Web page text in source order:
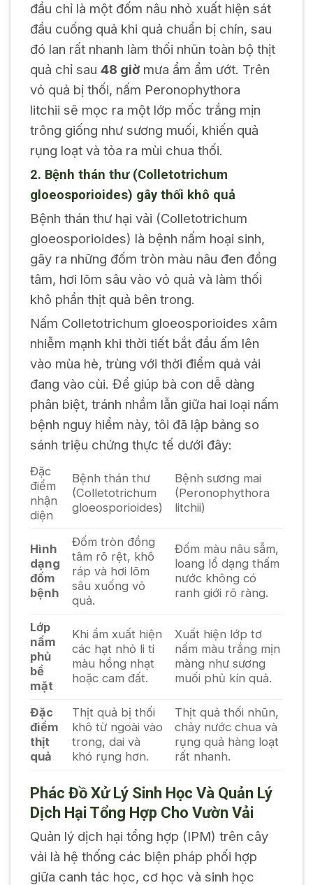
đầu chỉ là một đốm nâu nhỏ xuất hiện sát
đầu cuống quả khi quả chuẩn bị chín, sau
đó lan rất nhanh làm thối nhũn toàn bộ thịt
quả chỉ sau 48 giờmưa ẩm ẩm ướt. Trên
vỏ quả bị thối, nấm Peronophythora
litchii sẽ mọc ra một lớp mốc trắng mịn
trông giống như sương muối, khiến quả
rụng loạt và tỏa ra mùi chua thối.
2. Bệnh thán thư (Colletotrichum
gloeosporioides) gây thối khô quả
Bệnh thán thư hại vải (Colletotrichum
gloeosporioides) là bệnh nấm hoại sinh,
gây ra những đốm tròn màu nâu đen đồng
tâm, hơi lõm sâu vào vỏ quả và làm thối
khô phần thịt quả bên trong.
Nấm Colletotrichum gloeosporioides xâm
nhiễm mạnh khi thời tiết bắt đầu ấm lên
vào mùa hè, trùng với thời điểm quả vải
đang vào cùi. Để giúp bà con dễ dàng
phân biệt, tránh nhầm lẫn giữa hai loại nấm
bệnh nguy hiểm này, tôi đã lập bảng so
sánh triệu chứng thực tế dưới đây:
Đặc
điểm
nhận
diện
Bệnh thán thư
(Colletotrichum
gloeosporioides)
Bệnh sương mai
(Peronophythora
litchii)
Hình
dạng
đốm
bệnh
Đốm tròn đồng
tâm rõ rệt, khô
ráp và hơi lõm
sâu xuống vỏ
quả.
Đốm màu nâu sẫm,
loang lổ dạng thấm
nước không có
ranh giới rõ ràng.
Lớp
nấm
phủ
bề
mặt
Khi ẩm xuất hiện
các hạt nhỏ li ti
màu hồng nhạt
hoặc cam đất.
Xuất hiện lớp tơ
nấm màu trắng mịn
màng như sương
muối phủ kín quả.
Đặc
điểm
thịt
quả
Thịt quả bị thối
khô từ ngoài vào
trong, dai và
khó rụng hơn.
Thịt quả thối nhũn,
chảy nước chua và
rụng quả hàng loạt
rất nhanh.
Phác Đồ Xử Lý Sinh Học Và Quản Lý
Dịch Hại Tổng Hợp Cho Vườn Vải
Quản lý dịch hại tổng hợp (IPM) trên cây
vải là hệ thống các biện pháp phối hợp
giữa canh tác học, cơ học và sinh học